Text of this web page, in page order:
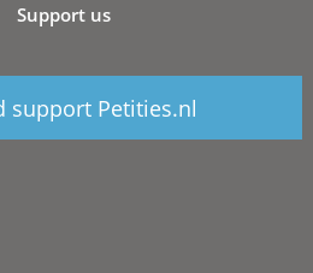
Support us
support Petities.nl